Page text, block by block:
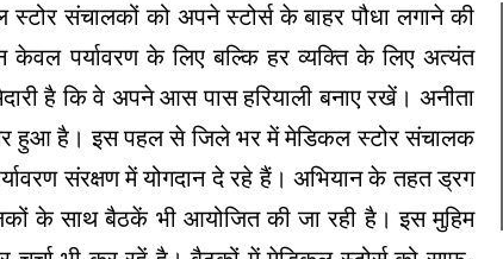
स्टोर संचालकों को अपने स्टोर्स के बाहर पौधा लगाने की
पर्यावरण के लिए बल्कि हर व्यक्ति के लिए अत्यंत
है कि वे अपने आस पास हरियाली बनाए रखें। अनीता
हुआ है। इस पहल से जिले भर में मेडिकल स्टोर संचालक
संरक्षण में योगदान दे रहे हैं। अभियान के तहत ड्रग
के साथ बैठकें भी आयोजित की जा रही है। इस मुहिम